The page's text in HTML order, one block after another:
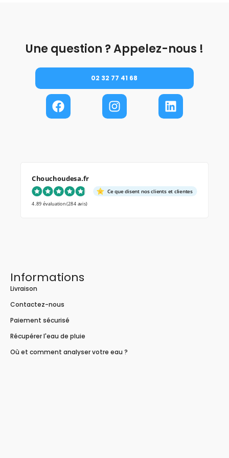
Une question ? Appelez-nous !
02 32 77 41 68
Chouchoudesa.fr
Ce que disent nos clients et clientes
4.89 évaluation(284 avis)
Informations
Livraison
Contactez-nous
Paiement sécurisé
Récupérer l'eau de pluie
Où et comment analyser votre eau ?